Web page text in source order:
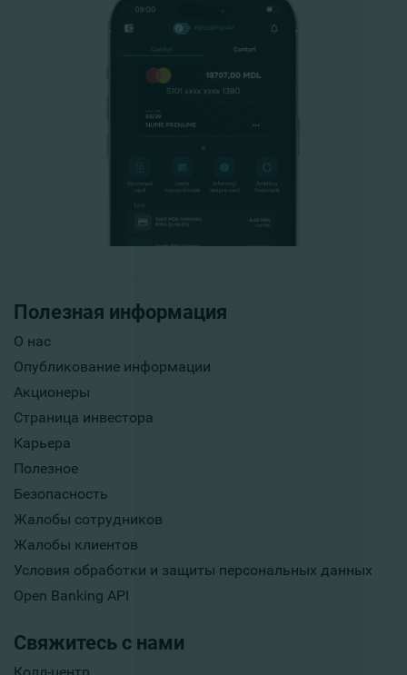
Полезная информация
О нас
Опубликование информации
Акционеры
Страница инвестора
Карьера
Полезное
Безопасность
Жалобы сотрудников
Жалобы клиентов
Условия обработки и защиты персональных данных
Open Banking API
Свяжитесь с нами
Колл-центр